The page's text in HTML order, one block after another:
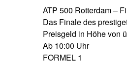
ATP 500 Rotterdam –
Das Finale des
Preisgeld in Höhe von
Ab 10:00 Uhr
FORMEL 1